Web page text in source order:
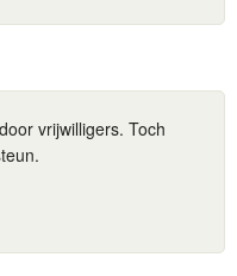
vrijwilligers. Toch